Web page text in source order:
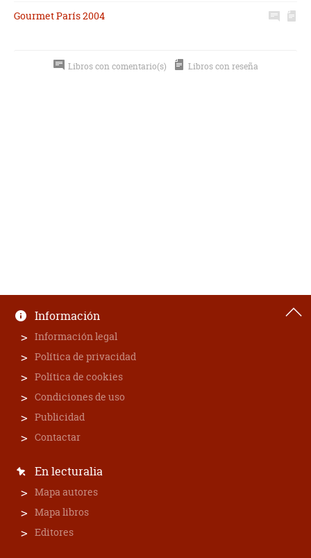
Gourmet París 2004
Libros con comentario(s) Libros con reseña
Información
Información legal
Política de privacidad
Política de cookies
Condiciones de uso
Publicidad
Contactar
En lecturalia
Mapa autores
Mapa libros
Editores